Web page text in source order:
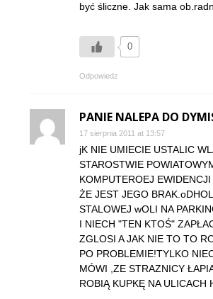
być śliczne. Jak sama
0
Odpowiedz
PANIE NALEPA DO
17 sierpnia 2011 at 13:57
jK NIE UMIECIE USTALIC
STAROSTWIE
KOMPUTEROEJ
ŻE JEST JEGO
STALOWEJ wOLI NA
I NIECH "TEN KTOŚ"
ZGLOSI A JAK NIE TO TO
PO PROBLEMIE!TYLKO
MÓWI ,ZE STRAZNICY
ROBIĄ KUPKĘ NA ULICACH